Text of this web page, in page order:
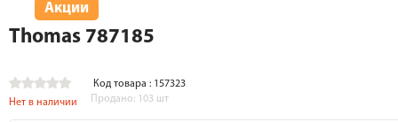
Акции
Thomas 787185
Код товара : 157323
Нет в наличии
Продано: 103 шт